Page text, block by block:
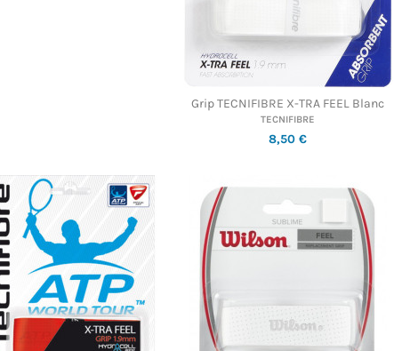
Grip TECNIFIBRE X-TRA FEEL Blanc
TECNIFIBRE
8,50 €